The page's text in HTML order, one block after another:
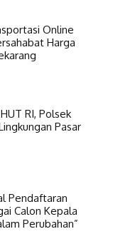
Online
Harga
RI, Polsek
Pasar
Pendaftaran
Calon Kepala
Perubahan”